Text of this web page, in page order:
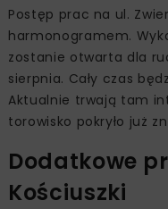
Postęp prac na ul.
harmonogramem.
zostanie otwarta dla
sierpnia. Cały czas
Aktualnie trwają tam
torowisko pokryło już
Dodatkowe
Kościuszki